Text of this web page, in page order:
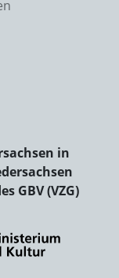
in
GBV (VZG)